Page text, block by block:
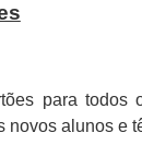
para
alunos e